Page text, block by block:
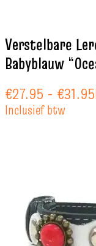
Verstelbare
Babyblauw
€27.95 - €31.95
Inclusief btw